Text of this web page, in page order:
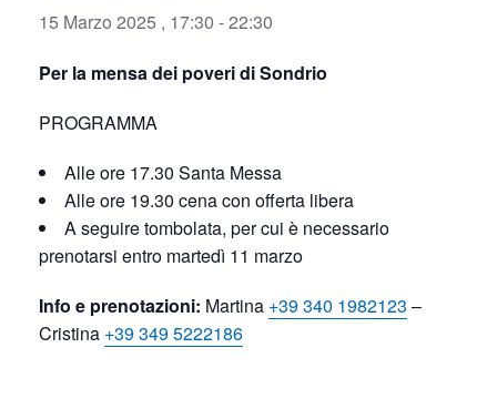
15 Marzo 2025 , 17:30 -22:30
Per la mensa dei poveri di Sondrio
PROGRAMMA
Alle ore 17.30 Santa Messa
Alle ore 19.30 cena con offerta libera
A seguire tombolata, per cui è necessario
prenotarsi entro martedì 11 marzo
Info e prenotazioni: Martina +39 340 1982123 –
Cristina +39 349 5222186